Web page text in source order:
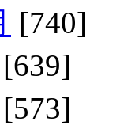
[740]
[639]
[573]